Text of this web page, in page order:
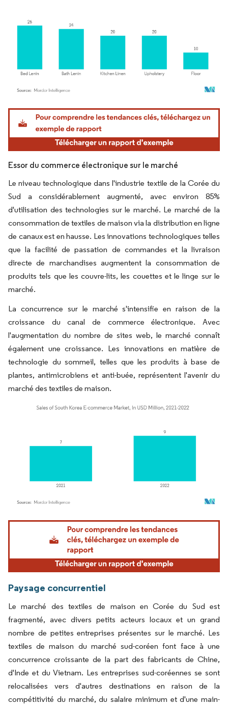
Image © Mordor Intelligence. La réutilisation nécessite une attribution sous CC BY
Essor du commerce électronique sur le marché
Le niveau technologique dans l'industrie textile de la Corée du
Sud a considérablement augmenté, avec environ 85%
d'utilisation des technologies sur le marché. Le marché de la
consommation de textiles de maison via la distribution en ligne
de canaux est en hausse. Les innovations technologiques telles
que la facilité de passation de commandes et la livraison
directe de marchandises augmentent la consommation de
produits tels que les couvre-lits, les couettes et le linge sur le
marché.
La concurrence sur le marché s'intensifie en raison de la
croissance du canal de commerce électronique. Avec
l'augmentation du nombre de sites web, le marché connaît
également une croissance. Les innovations en matière de
technologie du sommeil, telles que les produits à base de
plantes, antimicrobiens et anti-buée, représentent l'avenir du
marché des textiles de maison.
Image © Mordor Intelligence. La réutilisation nécessite une attribution sous CC BY
Paysage concurrentiel
Le marché des textiles de maison en Corée du Sud est
fragmenté, avec divers petits acteurs locaux et un grand
nombre de petites entreprises présentes sur le marché. Les
textiles de maison du marché sud-coréen font face à une
concurrence croissante de la part des fabricants de Chine,
d'Inde et du Vietnam. Les entreprises sud-coréennes se sont
relocalisées vers d'autres destinations en raison de la
compétitivité du marché, du salaire minimum et d'une main-